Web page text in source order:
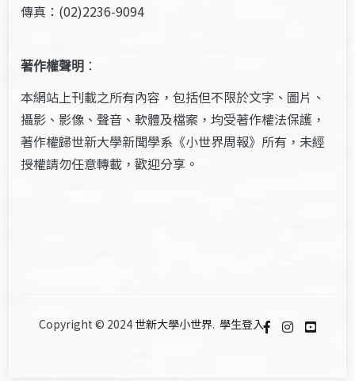
傳真：(02)2236-9094
著作權聲明 ：
本網站上刊載之所有內容，包括但不限於文字、圖片、
攝影、影像、聲音、軟體及檔案，均受著作權法保護，
著作權歸世新大學新聞學系《小世界周報》所有，未經
授權請勿任意轉載，歡迎分享。
Copyright © 2024 世新大學小世界. 學生登入